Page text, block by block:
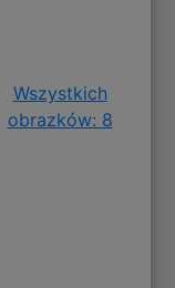
Wszystkich
obrazków: 8